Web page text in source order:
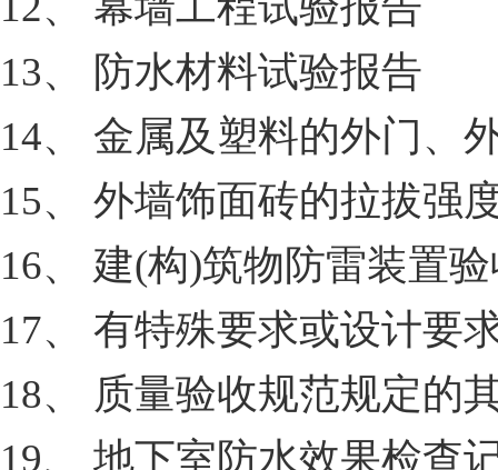
13、 防水材料试验报告
14、 金属及塑料的外门、
15、 外墙饰面砖的拉拔强
16、 建(构)筑物防雷装置
17、 有特殊要求或设计要
18、 质量验收规范规定的
19、 地下室防水效果检查